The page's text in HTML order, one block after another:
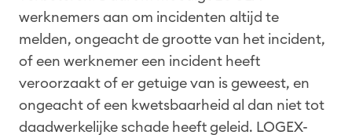
werknemers aan om incidenten altijd te
melden, ongeacht de grootte van het incident,
of een werknemer een incident heeft
veroorzaakt of er getuige van is geweest, en
ongeacht of een kwetsbaarheid al dan niet tot
daadwerkelijke schade heeft geleid. LOGEX-